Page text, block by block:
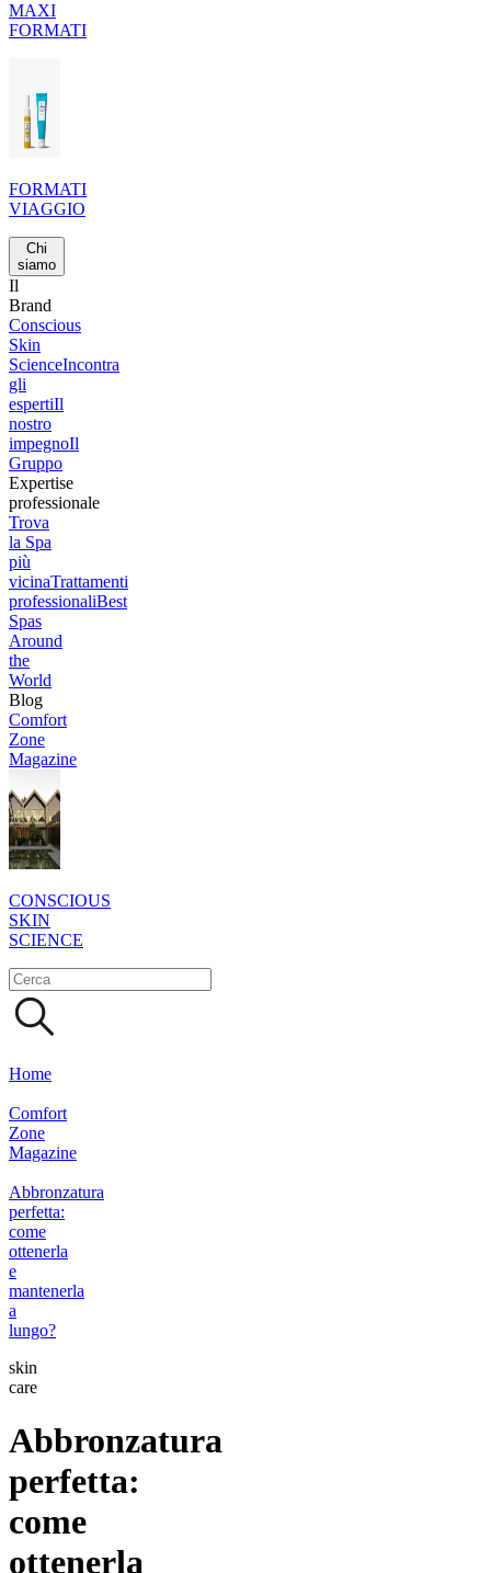
MAXI
FORMATI
FORMATI
VIAGGIO
Chi
siamo
Il
Brand
Conscious
Skin
ScienceIncontra
gli
espertiIl
nostro
impegnoIl
Gruppo
Expertise
professionale
Trova
la Spa
più
vicinaTrattamenti
professionaliBest
Spas
Around
the
World
Blog
Comfort
Zone
Magazine
CONSCIOUS
SKIN
SCIENCE
Home
Comfort
Zone
Magazine
Abbronzatura
perfetta:
come
ottenerla
e
mantenerla
a
lungo?
skin
care
Abbronzatura
perfetta:
come
ottenerla